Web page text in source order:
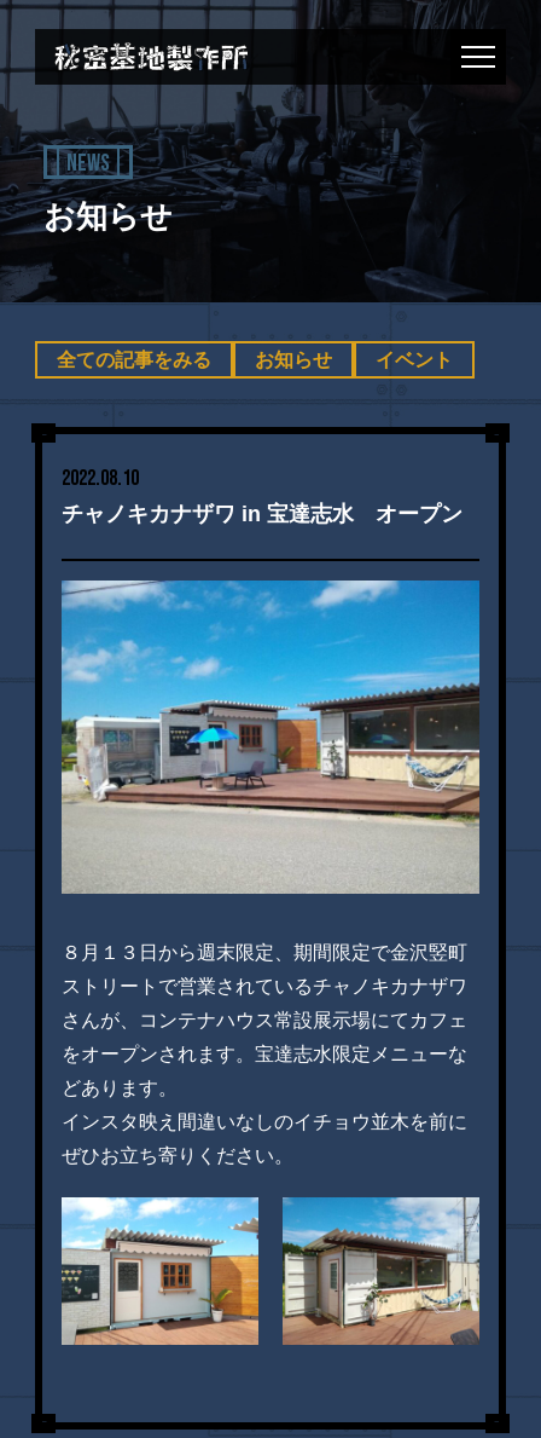
NEWS
お知らせ
全ての記事をみる お知らせ イベント
2022.08.10
チャノキカナザワ in 宝達志水 オープン
８月１３日から週末限定、期間限定で金沢竪町
ストリートで営業されているチャノキカナザワ
さんが、コンテナハウス常設展示場にてカフェ
をオープンされます。宝達志水限定メニューな
どあります。
インスタ映え間違いなしのイチョウ並木を前に
ぜひお立ち寄りください。